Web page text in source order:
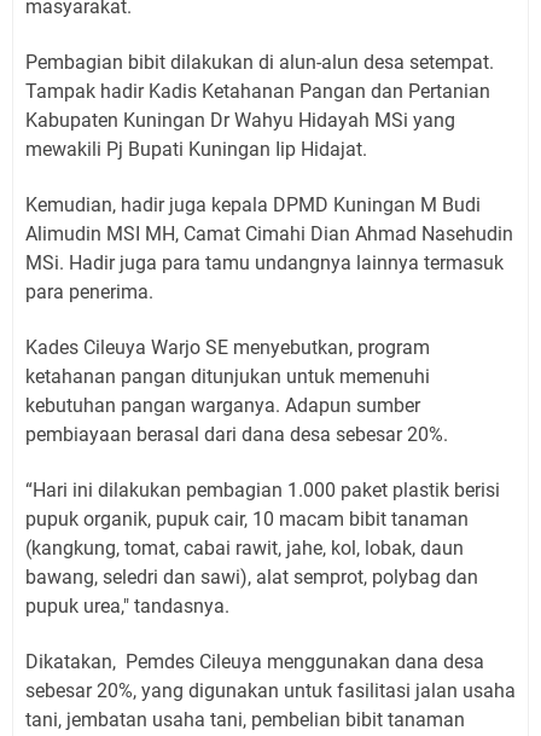
masyarakat.
Pembagian bibit dilakukan di alun-alun desa setempat.
Tampak hadir Kadis Ketahanan Pangan dan Pertanian
Kabupaten Kuningan Dr Wahyu Hidayah MSi yang
mewakili Pj Bupati Kuningan Iip Hidajat.
Kemudian, hadir juga kepala DPMD Kuningan M Budi
Alimudin MSI MH, Camat Cimahi Dian Ahmad Nasehudin
MSi. Hadir juga para tamu undangnya lainnya termasuk
para penerima.
Kades Cileuya Warjo SE menyebutkan, program
ketahanan pangan ditunjukan untuk memenuhi
kebutuhan pangan warganya. Adapun sumber
pembiayaan berasal dari dana desa sebesar 20%.
“Hari ini dilakukan pembagian 1.000 paket plastik berisi
pupuk organik, pupuk cair, 10 macam bibit tanaman
(kangkung, tomat, cabai rawit, jahe, kol, lobak, daun
bawang, seledri dan sawi), alat semprot, polybag dan
pupuk urea," tandasnya.
Dikatakan, Pemdes Cileuya menggunakan dana desa
sebesar 20%, yang digunakan untuk fasilitasi jalan usaha
tani, jembatan usaha tani, pembelian bibit tanaman